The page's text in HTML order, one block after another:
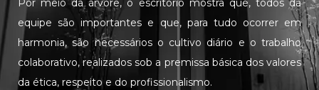
Por meio da árvore, o escritório mostra que, todos da
equipe são importantes e que, para tudo ocorrer em
harmonia, são necessários o cultivo diário e o trabalho
colaborativo, realizados sob a premissa básica dos valores
da ética, respeito e do profissionalismo.